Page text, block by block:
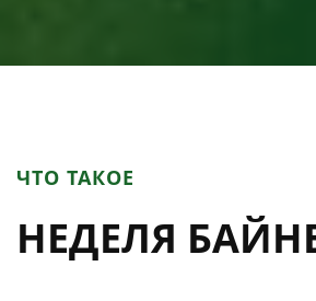
ЧТО ТАКОЕ
НЕДЕЛЯ